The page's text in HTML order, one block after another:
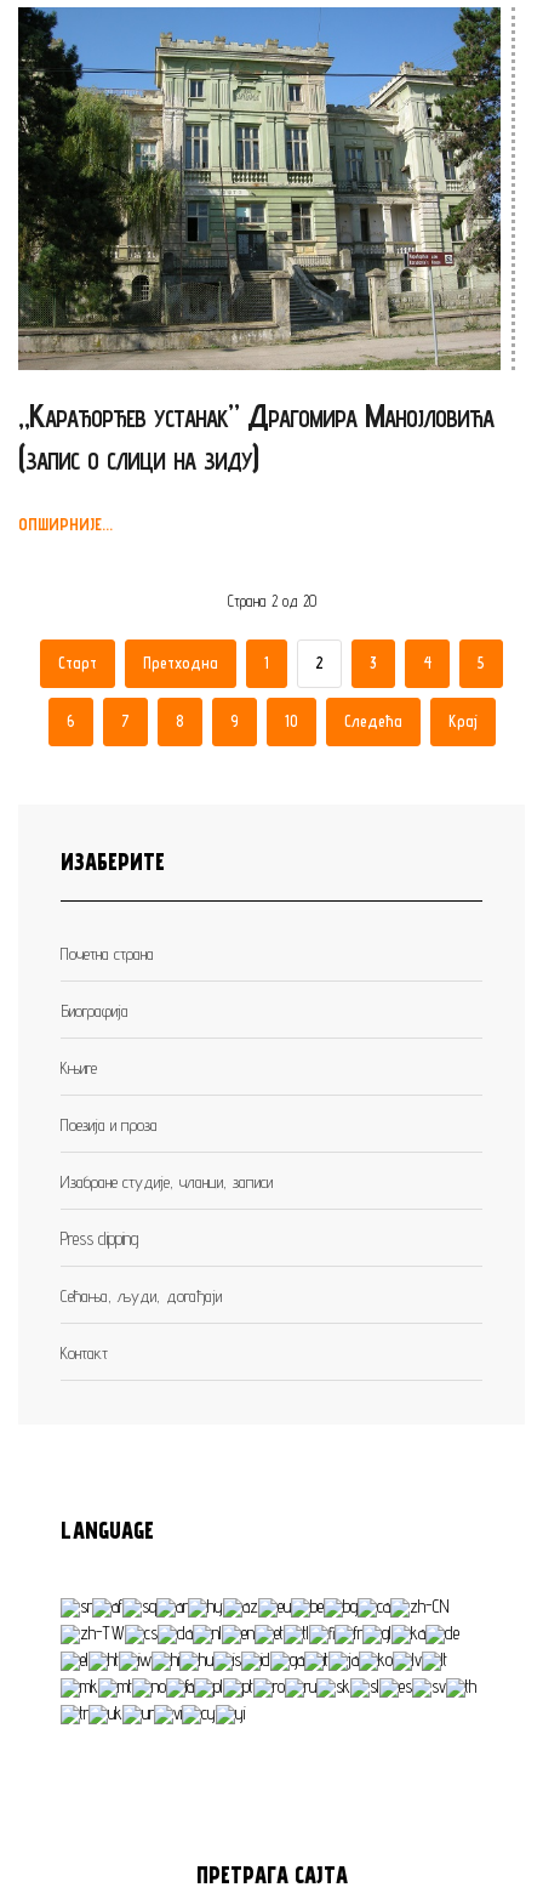
„Карађорђев устанак” Драгомира Манојловића
(запис о слици на зиду)
ОПШИРНИЈЕ...
Страна 2 од 20
Старт Претходна 1 2 3 4 5
6 7 8 9 10 Следећа Крај
ИЗАБЕРИТЕ
Почетна страна
Биографија
Књиге
Поезија и проза
Изабране студије, чланци, записи
Press clipping
Сећања, људи, догађаји
Контакт
LANGUAGE
ПРЕТРАГА САЈТА